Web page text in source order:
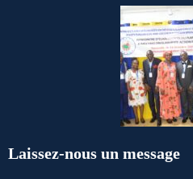
Laissez-nous un message